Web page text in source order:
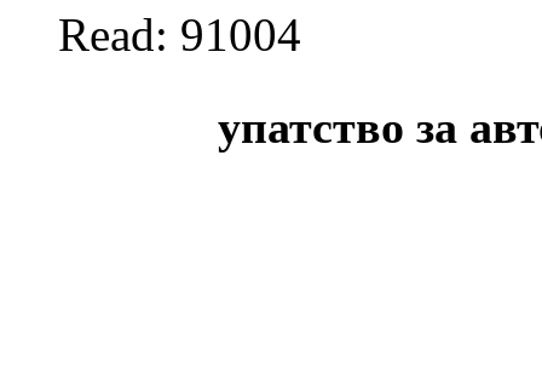
Read: 91004
упатство за